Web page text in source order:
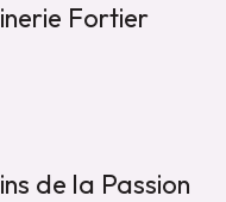
Fortier
de la Passion